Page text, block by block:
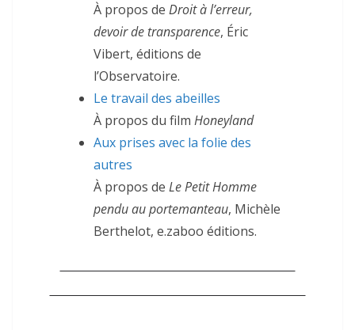
À propos de Droit à l’erreur,
devoir de transparence, Éric
Vibert, éditions de
l’Observatoire.
Le travail des abeilles
À propos du film Honeyland
Aux prises avec la folie des
autres
À propos de Le Petit Homme
pendu au portemanteau, Michèle
Berthelot, e.zaboo éditions.